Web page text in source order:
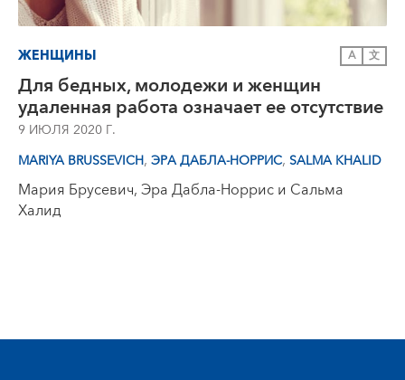
ЖЕНЩИНЫ A 文
Для бедных, молодежи и женщин
удаленная работа означает ее отсутствие
9 ИЮЛЯ 2020 Г.
MARIYA BRUSSEVICH, ЭРА ДАБЛА-НОРРИС, SALMA KHALID
Мария Брусевич, Эра Дабла-Норрис и Сальма
Халид